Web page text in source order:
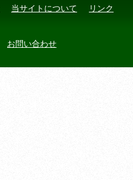
当サイトについて リンク
お問い合わせ